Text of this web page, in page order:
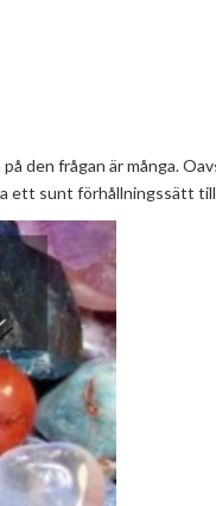
den frågan är många.
ett sunt förhållningssätt